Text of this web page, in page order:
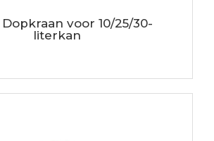
voor 10/25/30-
literkan